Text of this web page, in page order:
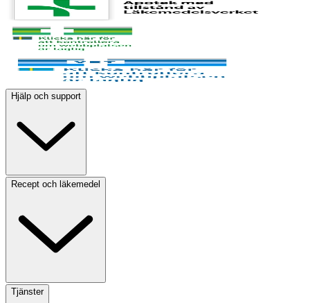
Hjälp och support
Recept och läkemedel
Tjänster